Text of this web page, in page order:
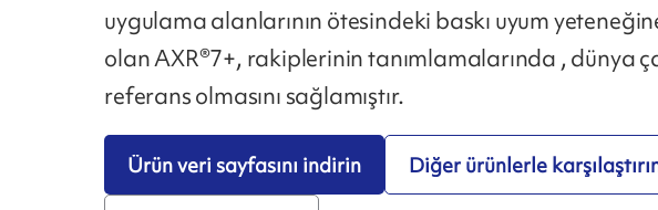
uygulama alanlarının ötesindeki baskı uyum
olan AXR®7+, rakiplerinin tanımlamalarında , dünya
referans olmasını sağlamıştır.
Ürün veri sayfasını indirin Diğer ürünlerle